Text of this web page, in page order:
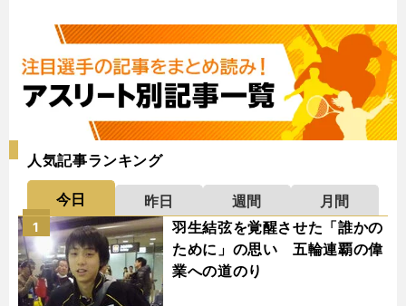
人気記事ランキング
今日 昨日 週間
月間
羽生結弦を覚醒させた「誰かの
ために」の思い 五輪連覇の偉
業への道のり
1